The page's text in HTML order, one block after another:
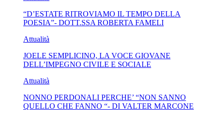
BUSSOLA PSICOLOGICA TRA PROTEZIONE E BUON
SENSO IN...
“D’ESTATE RITROVIAMO IL TEMPO DELLA
POESIA”- DOTT.SSA ROBERTA FAMELI
Attualità
JOELE SEMPLICINO, LA VOCE GIOVANE
DELL’IMPEGNO CIVILE E SOCIALE
Attualità
NONNO PERDONALI PERCHE’ “NON SANNO
QUELLO CHE FANNO “- DI VALTER MARCONE